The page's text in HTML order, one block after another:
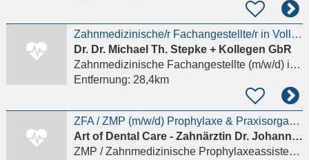
Zahnmedizinische/r Fachangestellte/r in Vollzeit oder Teilzeit
Dr. Dr. Michael Th. Stepke + Kollegen GbR
Zahnmedizinische Fachangestellte (m/w/d)in Frankfurt am Main
Entfernung: 28,4km
ZFA / ZMP (m/w/d) Prophylaxe & Praxisorganisation an der Fressgass
Art of Dental Care - Zahnärztin Dr. Johanna Klockenkämper
ZMP / Zahnmedizinische Prophylaxeassistenz (m/w/d)